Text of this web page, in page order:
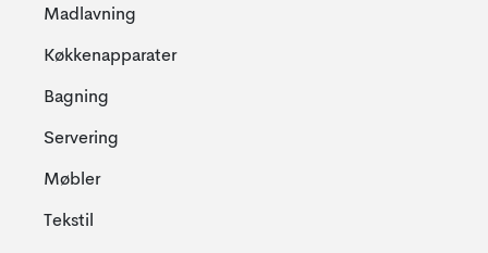
Madlavning
Køkkenapparater
Bagning
Servering
Møbler
Tekstil